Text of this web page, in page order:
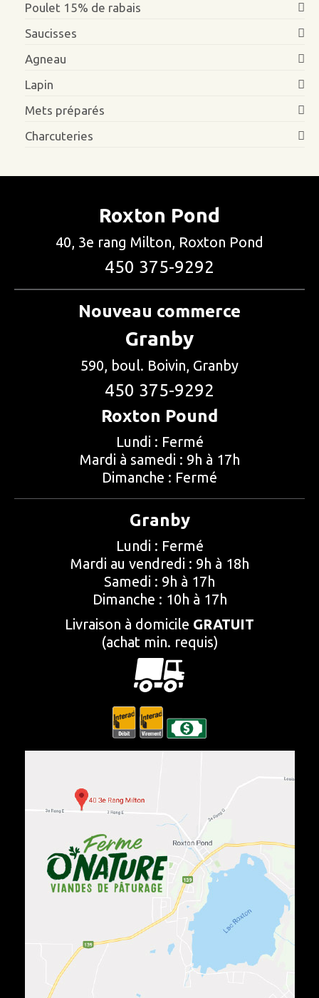
Poulet 15% de rabais
Saucisses
Agneau
Lapin
Mets préparés
Charcuteries
Roxton Pond
40, 3e rang Milton, Roxton Pond
450 375-9292
Nouveau commerce
Granby
590, boul. Boivin, Granby
450 375-9292
Roxton Pound
Lundi : Fermé
Mardi à samedi : 9h à 17h
Dimanche : Fermé
Granby
Lundi : Fermé
Mardi au vendredi : 9h à 18h
Samedi : 9h à 17h
Dimanche : 10h à 17h
Livraison à domicile GRATUIT
(achat min. requis)